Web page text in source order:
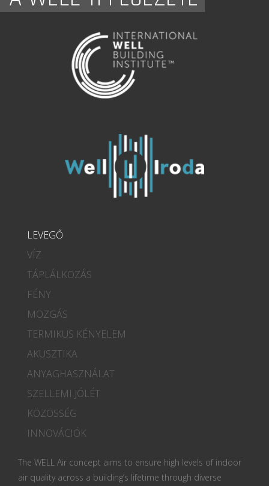
LEVEGŐ
VÍZ
TÁPLÁLKOZÁS
FÉNY
MOZGÁS
TERMIKUS KÉNYELEM
AKUSZTIKA
ANYAGHASZNÁLAT
SZELLEMI JÓLÉT
KÖZÖSSÉG
INNOVÁCIÓK
The WELL Air concept aims to ensure high levels of indoor
air quality across a building’s lifetime through diverse